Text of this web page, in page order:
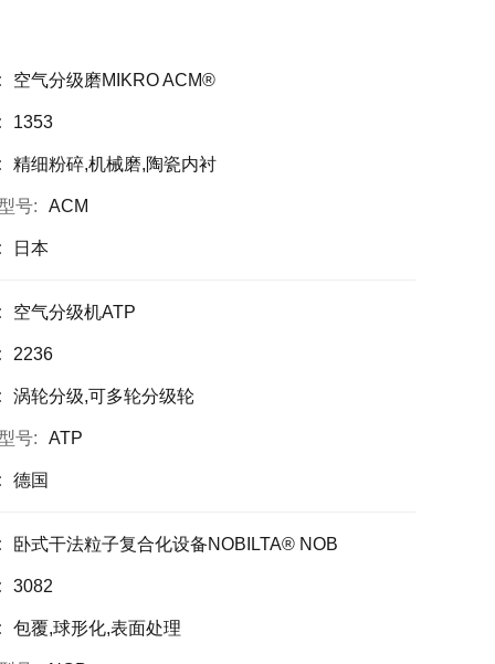
空气分级磨MIKRO ACM®
1353
精细粉碎,机械磨,陶瓷内衬
号: ACM
日本
空气分级机ATP
2236
涡轮分级,可多轮分级轮
号: ATP
德国
卧式干法粒子复合化设备NOBILTA® NOB
3082
包覆,球形化,表面处理